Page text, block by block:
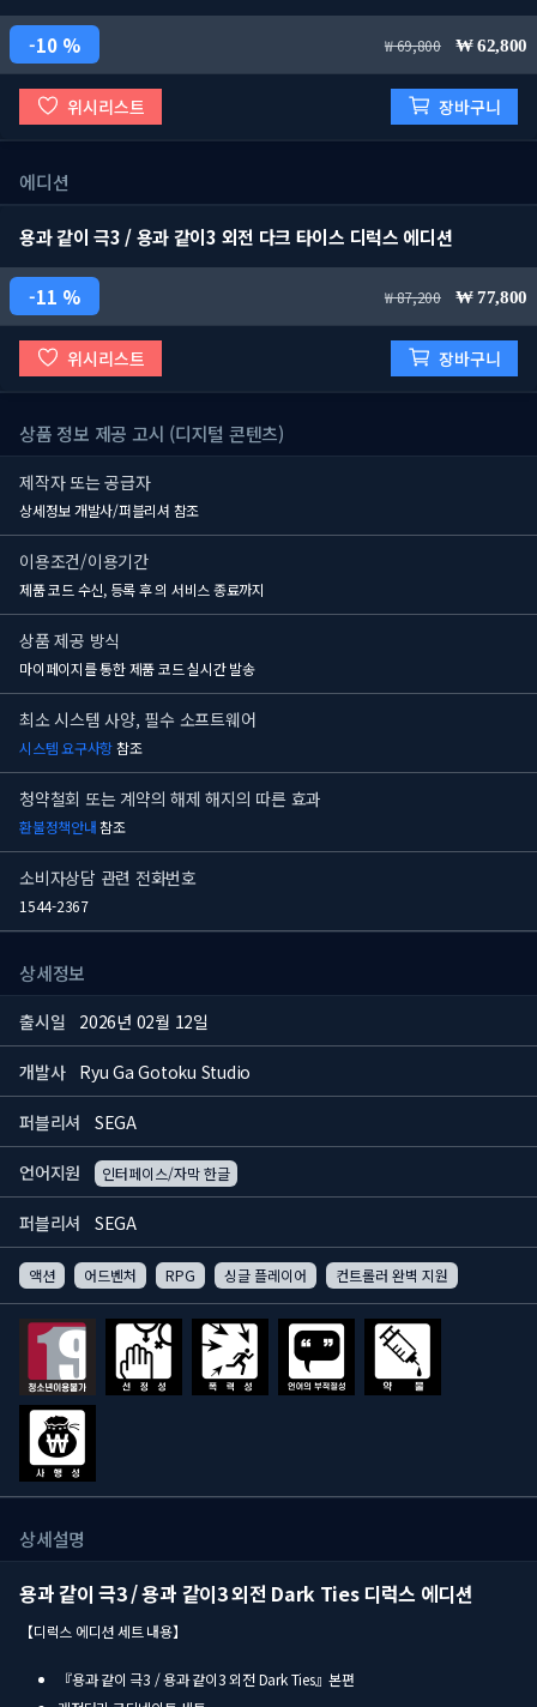
10 % 69,800 62,800
위시리스트 장바구니
에디션
용과 같이 극3 / 용과 같이3 외전 다크 타이스 디럭스 에디션
11 % 87,200 77,800
위시리스트 장바구니
상품 정보 제공 고시 (디지털 콘텐츠)
제작자 또는 공급자
상세정보 개발사/퍼블리셔 참조
이용조건/이용기간
제품 코드 수신, 등록 후의 서비스 종료까지
상품 제공 방식
마이페이지를 통한 제품 코드 실시간 발송
최소 시스템 사양, 필수 소프트웨어
시스템 요구사항참조
청약철회 또는 계약의 해제 해지의 따른 효과
환불정책안내참조
소비자상담 관련 전화번호
1544-2367
상세정보
출시일 2026년 02월 12일
개발사 Ryu Ga Gotoku Studio
퍼블리셔 SEGA
언어지원 인터페이스/자막 한글
퍼블리셔 SEGA
액션 어드벤처 RPG 싱글 플레이어 컨트롤러 완벽 지원
상세설명
용과 같이 극3 / 용과 같이3 외전 Dark Ties 디럭스 에디션
【디럭스 에디션 세트 내용】
『용과 같이 극3 / 용과 같이3 외전 Dark Ties』본편